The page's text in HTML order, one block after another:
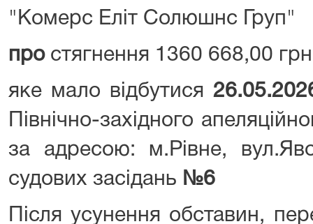
"Комерс Еліт Солюшнс Груп"
про стягнення 1360 668,00 грн
яке мало відбутися
Північно-західного
за адресою: м.Рівне,
судових засідань №6
Після усунення обставин,